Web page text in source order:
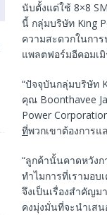
นับตั้งแต่ใช้ 8×8
นี้ กลุ่มบริษัท King
ความสะดวกในกา
แพลตฟอร์มอีคอมเ
“ปัจจุบันกลุ่มบริษัท
คุณ Boonthavee
Power
ที่พวกเขาต้องการแ
“ลูกค้านั้นคาดหวัง
ทำไมการที่เรามอบ
จึงเป็นเรื่องสำคัญม
คงมุ่งมั่นที่จะนำเส